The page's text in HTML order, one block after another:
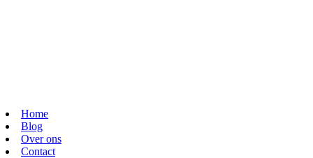
Home
Blog
Over ons
Contact